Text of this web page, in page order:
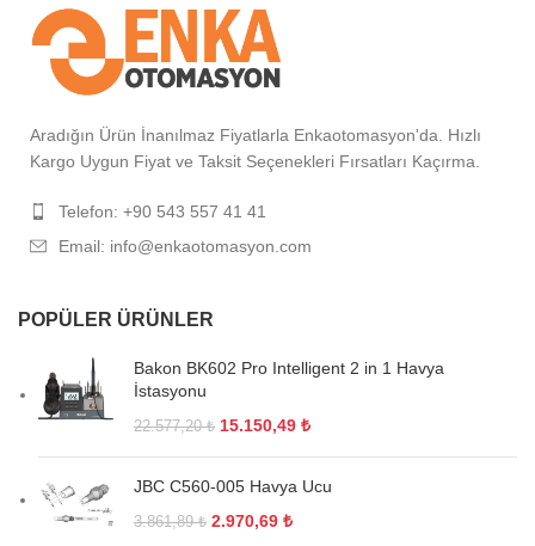
Aradığın Ürün İnanılmaz Fiyatlarla Enkaotomasyon'da. Hızlı
Kargo Uygun Fiyat ve Taksit Seçenekleri Fırsatları Kaçırma.
Telefon: +90 543 557 41 41
Email: info@enkaotomasyon.com
POPÜLER ÜRÜNLER
Bakon BK602 Pro Intelligent 2 in 1 Havya
İstasyonu
22.577,20₺ 15.150,49 ₺
JBC C560-005 Havya Ucu
3.861,89₺ 2.970,69 ₺